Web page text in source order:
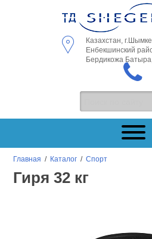
Казахстан,
Енбекшинский
Бердикожа
Главная / Каталог /Спорт
Гиря 32 кг